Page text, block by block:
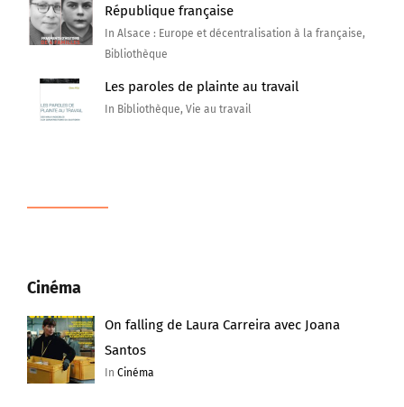
République française
In Alsace : Europe et décentralisation à la française,
Bibliothèque
Les paroles de plainte au travail
In Bibliothèque, Vie au travail
Cinéma
On falling de Laura Carreira avec Joana
Santos
InCinéma